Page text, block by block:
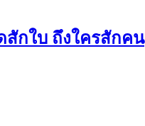
สักใบ ถึงใครสักคน